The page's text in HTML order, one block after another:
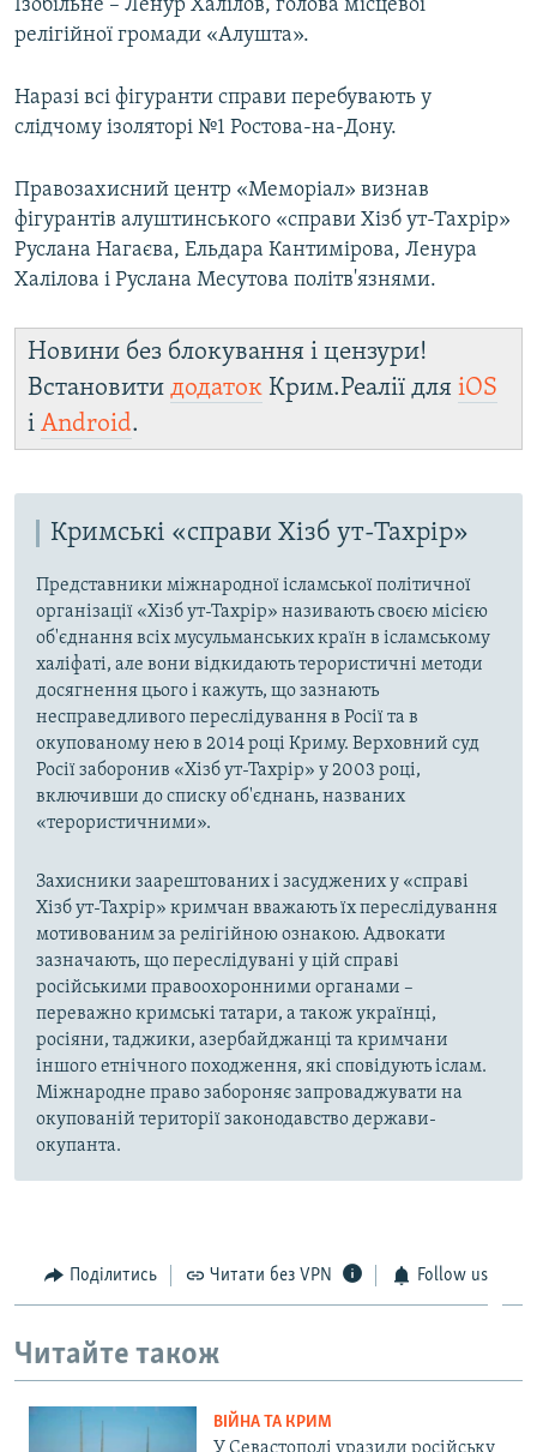
Ізобільне – Ленур Халілов, голова місцевої
релігійної громади «Алушта».
Наразі всі фігуранти справи перебувають у
слідчому ізоляторі №1 Ростова-на-Дону.
Правозахисний центр «Меморіал» визнав
фігурантів алуштинського «справи Хізб ут-Тахрір»
Руслана Нагаєва, Ельдара Кантимірова, Ленура
Халілова і Руслана Месутова політв'язнями.
Новини без блокування і цензури!
Встановити додаток Крим.Реалії для iOS
і Android.
Кримські «справи Хізб ут-Тахрір»
Представники міжнародної ісламської політичної
організації «Хізб ут-Тахрір» називають своєю місією
об'єднання всіх мусульманських країн в ісламському
халіфаті, але вони відкидають терористичні методи
досягнення цього і кажуть, що зазнають
несправедливого переслідування в Росії та в
окупованому нею в 2014 році Криму. Верховний суд
Росії заборонив «Хізб ут-Тахрір» у 2003 році,
включивши до списку об'єднань, названих
«терористичними».
Захисники заарештованих і засуджених у «справі
Хізб ут-Тахрір» кримчан вважають їх переслідування
мотивованим за релігійною ознакою. Адвокати
зазначають, що переслідувані у цій справі
російськими правоохоронними органами –
переважно кримські татари, а також українці,
росіяни, таджики, азербайджанці та кримчани
іншого етнічного походження, які сповідують іслам.
Міжнародне право забороняє запроваджувати на
окупованій території законодавство держави-
окупанта.
Поділитись Читати без VPN Follow us
Читайте також
ВІЙНА ТА КРИМ